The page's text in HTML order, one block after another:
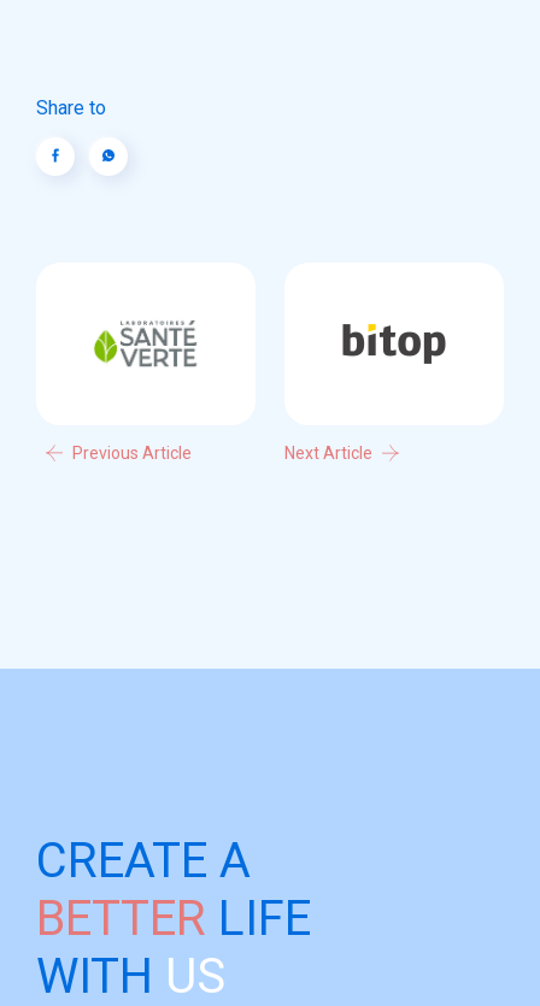
Share to
Previous Article Next Article
CREATE A
BETTER LIFE
WITH US